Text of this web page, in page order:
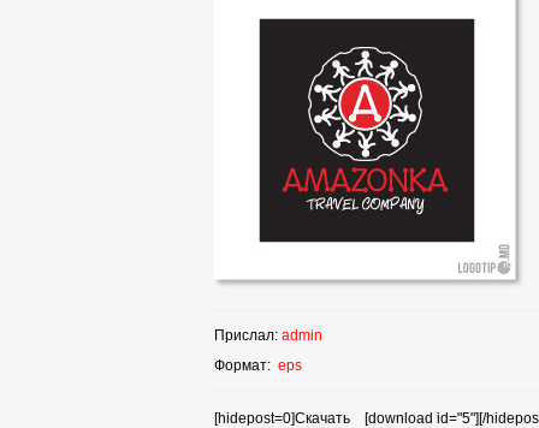
Прислал: admin
Формат: eps
[hidepost=0]Скачать [download id="5"][/